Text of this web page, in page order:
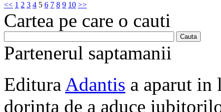
<< 1 2 3 4 5 6 7 8 9 10 >>
Cartea pe care o cauti
Partenerul saptamanii
Editura Adantis a aparut in
dorinta de a aduce